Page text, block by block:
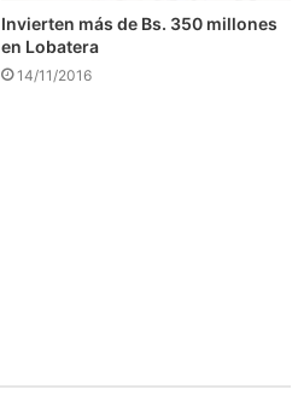
Invierten más de Bs. 350 millones
en Lobatera
14/11/2016